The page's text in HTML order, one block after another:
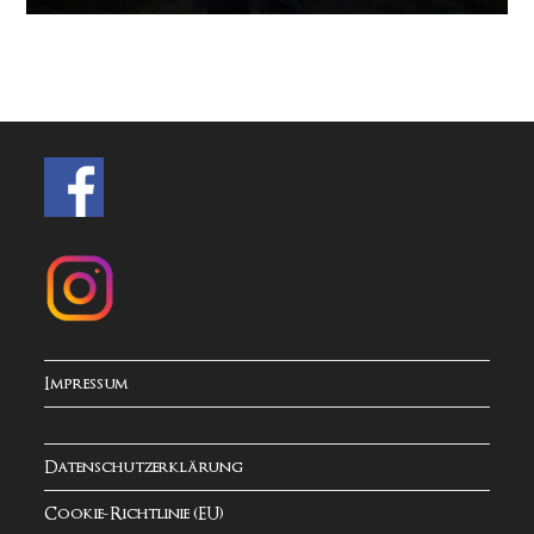
Impressum
Datenschutzerklärung
Cookie-Richtlinie (EU)